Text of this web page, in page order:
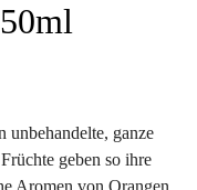
ganze
geben so ihre